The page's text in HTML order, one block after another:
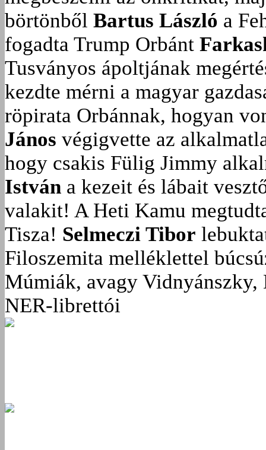
börtönből Bartus László a
fogadta Trump Orbánt
Tusványos ápoltjának
kezdte mérni a magyar
röpirata Orbánnak, hogyan
János végigvette az
hogy csakis Fülig Jimmy
István a kezeit és lábait
valakit! A Heti Kamu
Tisza! Selmeczi Tibor
Filoszemita melléklettel
Múmiák, avagy Vidnyánszky,
NER-librettói